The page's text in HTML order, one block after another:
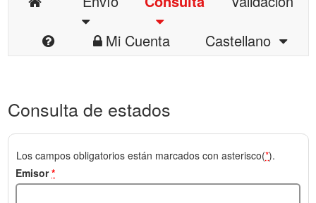
Mi Cuenta
Castellano
Consulta de estados
Los campos obligatorios están marcados con asterisco(*).
Emisor*